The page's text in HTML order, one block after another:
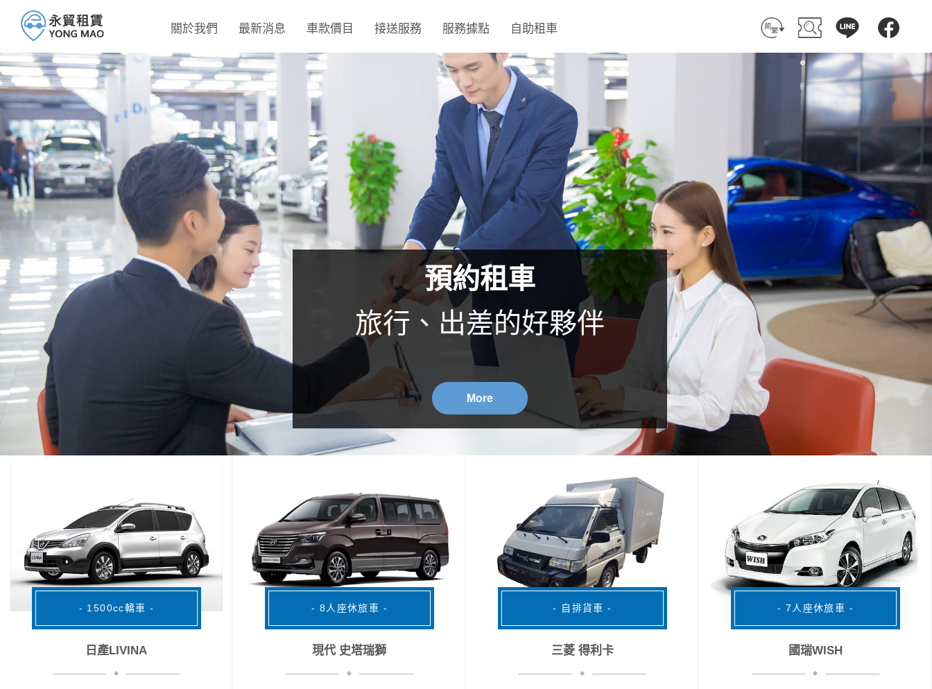
關於我們 最新消息 車款價目 接送服務 服務據點 自助租車
粉絲團
客 服
搜 尋
简 体
預約租車
旅行、出差的好夥伴
More
- 1500cc轎車 -
日產LIVINA
- 8人座休旅車 -
現代 史塔瑞獅
- 自排貨車 -
三菱 得利卡
- 7人座休旅車 -
國瑞WISH